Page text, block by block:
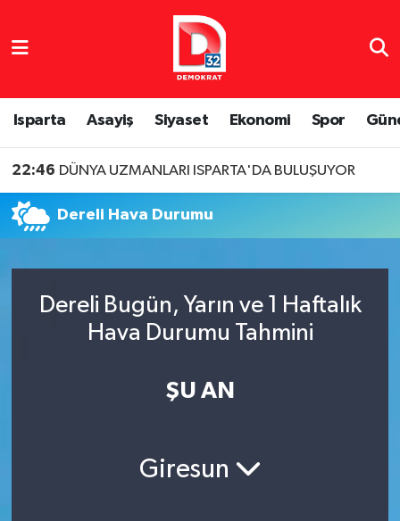
Isparta Asayiş Siyaset Ekonomi Spor
22:46 DÜNYA UZMANLARI ISPARTA'DA BULUŞUYOR
Dereli Hava Durumu
Dereli Bugün, Yarın ve 1 Haftalık
Hava Durumu Tahmini
ŞU AN
Giresun
Isparta Nöbetçi Eczaneler
Isparta Hava Durumu
Isparta Namaz Vakitleri
Tüm Manşetler
Son Dakika Haberleri